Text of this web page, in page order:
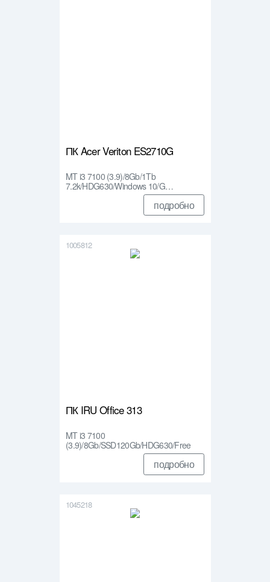
ПК Acer Veriton ES2710G
MT i3 7100 (3.9)/8Gb/1Tb
7.2k/HDG630/Windows 10/G…
подробно
1005812
ПК IRU Office 313
MT i3 7100
(3.9)/8Gb/SSD120Gb/HDG630/Free
подробно
1045218